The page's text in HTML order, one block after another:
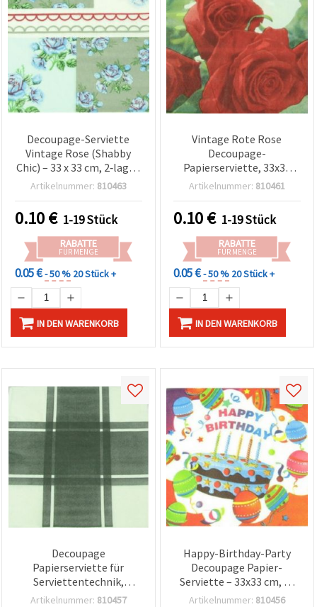
Decoupage-Serviette
Vintage Rose (Shabby
Chic) – 33 x 33 cm, 2‑lagig,
1 Stück | Bastelserviette
Collage & Scrapbooking
Artikelnummer: 810463
0.10€ 1-19 Stück
RABATTE
FÜR MENGE
0.05 €- 50 % 20 Stück +
IN DEN WARENKORB
Vintage Rote Rose
Decoupage-
Papierserviette, 33x33
cm, 2‑lagig, 1 Stück –
DIY Serviettentechnik,
Scrapbooking & Basteln
Artikelnummer: 810461
0.10€ 1-19 Stück
RABATTE
FÜR MENGE
0.05 €- 50 % 20 Stück +
IN DEN WARENKORB
Decoupage
Papierserviette für
Serviettentechnik,
Karomuster, 33 x 33 cm,
Artikelnummer: 810457
Happy-Birthday-Party
Decoupage Papier-
Serviette – 33x33 cm, 2-
lagig, 1 Stück – Motiv
Artikelnummer: 810456